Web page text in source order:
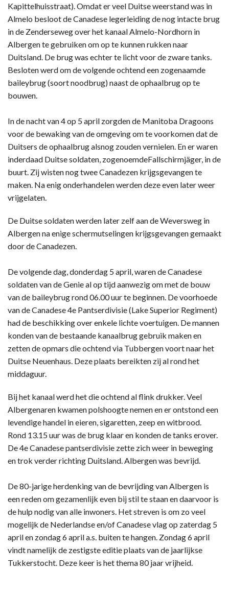
Kapittelhuisstraat). Omdat er veel Duitse weerstand was in
Almelo besloot de Canadese legerleiding de nog intacte brug
in de Zenderseweg over het kanaal Almelo-Nordhorn in
Albergen te gebruiken om op te kunnen rukken naar
Duitsland. De brug was echter te licht voor de zware tanks.
Besloten werd om de volgende ochtend een zogenaamde
baileybrug (soort noodbrug) naast de ophaalbrug op te
bouwen.
In de nacht van 4 op 5 april zorgden de Manitoba Dragoons
voor de bewaking van de omgeving om te voorkomen dat de
Duitsers de ophaalbrug alsnog zouden vernielen. En er waren
inderdaad Duitse soldaten, zogenoemdeFallschirmjäger, in de
buurt. Zij wisten nog twee Canadezen krijgsgevangen te
maken. Na enig onderhandelen werden deze even later weer
vrijgelaten.
De Duitse soldaten werden later zelf aan de Weversweg in
Albergen na enige schermutselingen krijgsgevangen gemaakt
door de Canadezen.
De volgende dag, donderdag 5 april, waren de Canadese
soldaten van de Genie al op tijd aanwezig om met de bouw
van de baileybrug rond 06.00 uur te beginnen. De voorhoede
van de Canadese 4e Pantserdivisie (Lake Superior Regiment)
had de beschikking over enkele lichte voertuigen. De mannen
konden van de bestaande kanaalbrug gebruik maken en
zetten de opmars die ochtend via Tubbergen voort naar het
Duitse Neuenhaus. Deze plaats bereikten zij al rond het
middaguur.
Bij het kanaal werd het die ochtend al flink drukker. Veel
Albergenaren kwamen polshoogte nemen en er ontstond een
levendige handel in eieren, sigaretten, zeep en witbrood.
Rond 13.15 uur was de brug klaar en konden de tanks erover.
De 4e Canadese pantserdivisie zette zich weer in beweging
en trok verder richting Duitsland. Albergen was bevrijd.
De 80-jarige herdenking van de bevrijding van Albergen is
een reden om gezamenlijk even bij stil te staan en daarvoor is
de hulp nodig van alle inwoners. Het streven is om zo veel
mogelijk de Nederlandse en/of Canadese vlag op zaterdag 5
april en zondag 6 april a.s. buiten te hangen. Zondag 6 april
vindt namelijk de zestigste editie plaats van de jaarlijkse
Tukkerstocht. Deze keer is het thema 80 jaar vrijheid.